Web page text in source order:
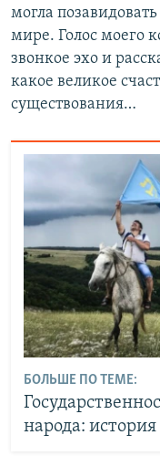
могла
мире. Голос моего
звонкое эхо и
какое великое
существования…
БОЛЬШЕ ПО ТЕМЕ:
народа: